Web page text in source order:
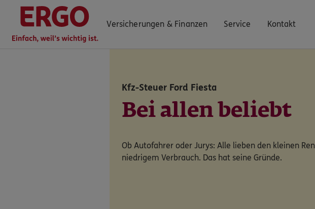
Versicherungen & Finanzen Service Kontakt
Mo–Sa 7–20 Uhr (gebührenfrei)
Kfz-Steuer Ford Fiesta
Bei allen beliebt
Ob Autofahrer oder Jurys: Alle lieben den kleinen
niedrigem Verbrauch. Das hat seine Gründe.